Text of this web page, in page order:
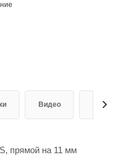
Видео Отзывы
прямой на 11 мм